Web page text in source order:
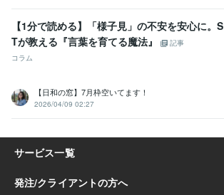
【1分で読める】「様子見」の不安を安心に。S
Tが教える『言葉を育てる魔法』
記事
コラム
【日和の窓】7月枠空いてます！
2026/04/09 02:27